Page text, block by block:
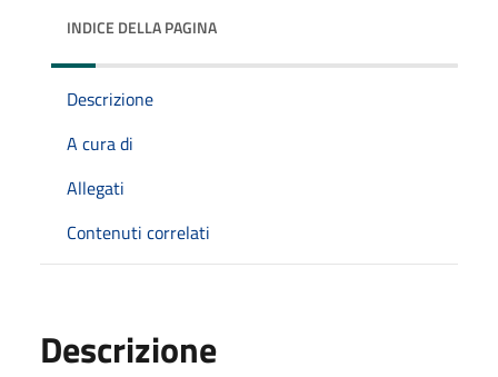
INDICE DELLA PAGINA
Descrizione
A cura di
Allegati
Contenuti correlati
Descrizione